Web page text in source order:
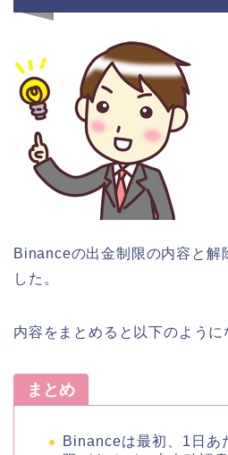
Binanceの出金制限の内容と解
した。
内容をまとめると以下のように
まとめ
Binanceは最初、1日あ